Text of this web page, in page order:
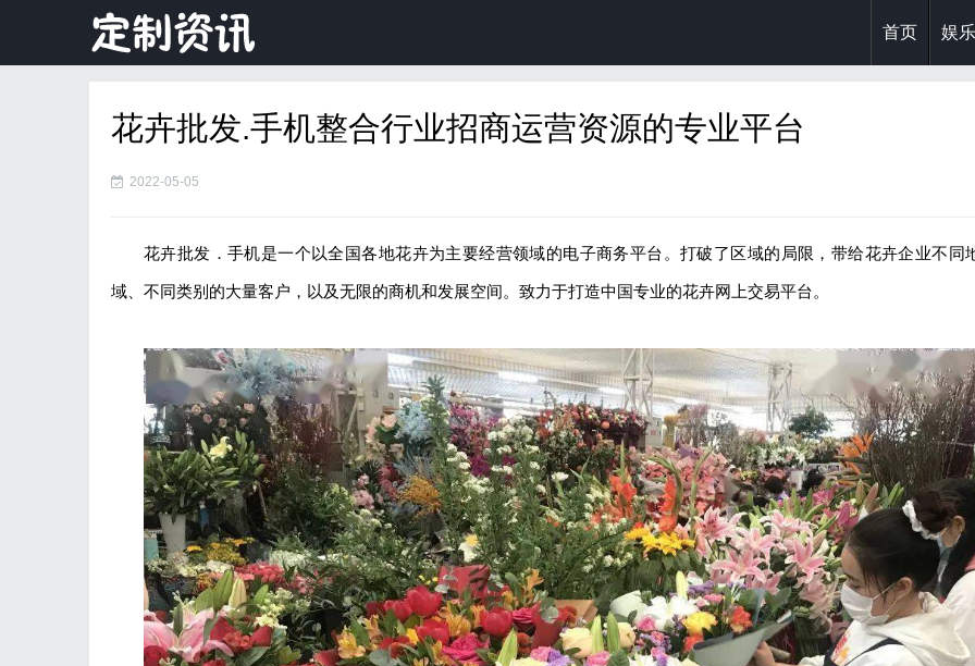
首页 娱乐
花卉批发.手机整合行业招商运营资源的专业平台
2022-05-05
花卉批发．手机是一个以全国各地花卉为主要经营领域的电子商务平台。打破了区域的局限，带给花卉企业不同
域、不同类别的大量客户，以及无限的商机和发展空间。致力于打造中国专业的花卉网上交易平台。